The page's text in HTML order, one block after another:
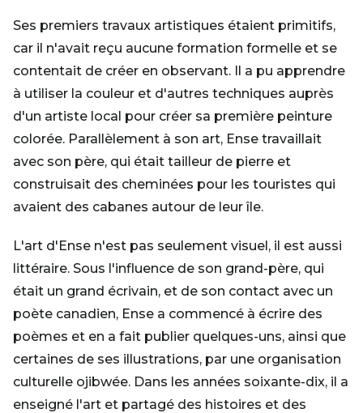
Ses premiers travaux artistiques étaient primitifs,
car il n'avait reçu aucune formation formelle et se
contentait de créer en observant. Il a pu apprendre
à utiliser la couleur et d'autres techniques auprès
d'un artiste local pour créer sa première peinture
colorée. Parallèlement à son art, Ense travaillait
avec son père, qui était tailleur de pierre et
construisait des cheminées pour les touristes qui
avaient des cabanes autour de leur île.
L'art d'Ense n'est pas seulement visuel, il est aussi
littéraire. Sous l'influence de son grand-père, qui
était un grand écrivain, et de son contact avec un
poète canadien, Ense a commencé à écrire des
poèmes et en a fait publier quelques-uns, ainsi que
certaines de ses illustrations, par une organisation
culturelle ojibwée. Dans les années soixante-dix, il a
enseigné l'art et partagé des histoires et des